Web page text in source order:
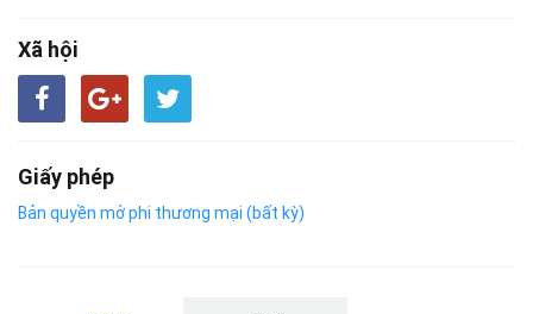
Xã hội
Giấy phép
Bản quyền mở phi thương mại (bất kỳ)